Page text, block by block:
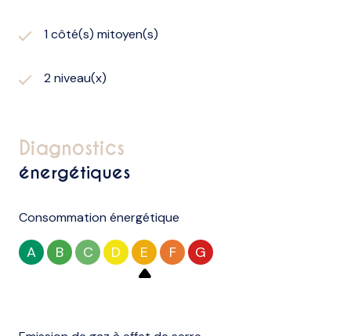
1 côté(s) mitoyen(s)
2 niveau(x)
diagnostics
énergétiques
Consommation énergétique
A B C D E F G